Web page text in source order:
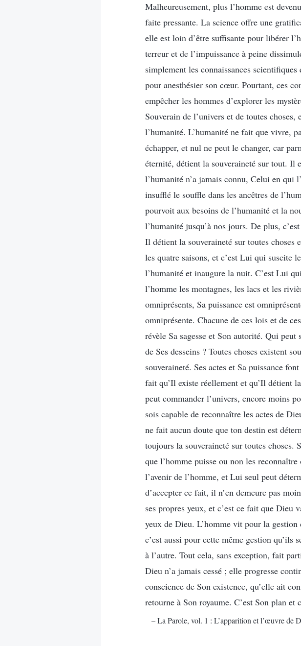
Malheureusement, plus l’homme est
faite pressante. La science offre une
elle est loin d’être suffisante pour libérer
terreur et de l’impuissance à peine
simplement les connaissances
pour anesthésier son cœur. Pourtant, ces
empêcher les hommes d’explorer les
Souverain de l’univers et de toutes
l’humanité. L’humanité ne fait que vivre,
échapper, et nul ne peut le changer, car
éternité, détient la souveraineté sur tout. Il
l’humanité n’a jamais connu, Celui en qui
insufflé le souffle dans les ancêtres de
pourvoit aux besoins de l’humanité et la
l’humanité jusqu’à nos jours. De plus,
Il détient la souveraineté sur toutes
les quatre saisons, et c’est Lui qui
l’humanité et inaugure la nuit. C’est Lui
l’homme les montagnes, les lacs et les
omniprésents, Sa puissance est
omniprésente. Chacune de ces lois et de
révèle Sa sagesse et Son autorité. Qui
de Ses desseins ? Toutes choses existent
souveraineté. Ses actes et Sa puissance
fait qu’Il existe réellement et qu’Il détient
peut commander l’univers, encore moins
sois capable de reconnaître les actes de
ne fait aucun doute que ton destin est
toujours la souveraineté sur toutes choses.
que l’homme puisse ou non les
l’avenir de l’homme, et Lui seul peut
d’accepter ce fait, il n’en demeure pas
ses propres yeux, et c’est ce fait que
yeux de Dieu. L’homme vit pour la
c’est aussi pour cette même gestion
à l’autre. Tout cela, sans exception, fait
Dieu n’a jamais cessé ; elle progresse
conscience de Son existence, qu’elle ait
retourne à Son royaume. C’est Son plan
– La Parole, vol. 1 : L’apparition et l’œuvre de